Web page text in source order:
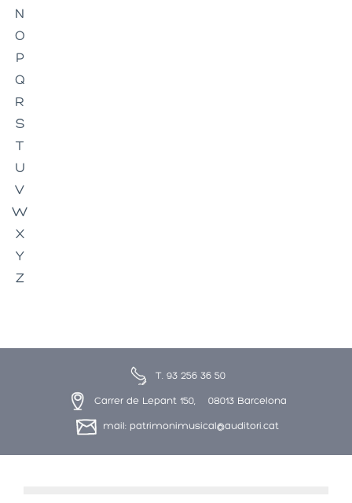
N
O
P
Q
R
S
T
U
V
W
X
Y
Z
T. 93 256 36 50
Carrer de Lepant 150, 08013 Barcelona
mail: patrimonimusical@auditori.cat